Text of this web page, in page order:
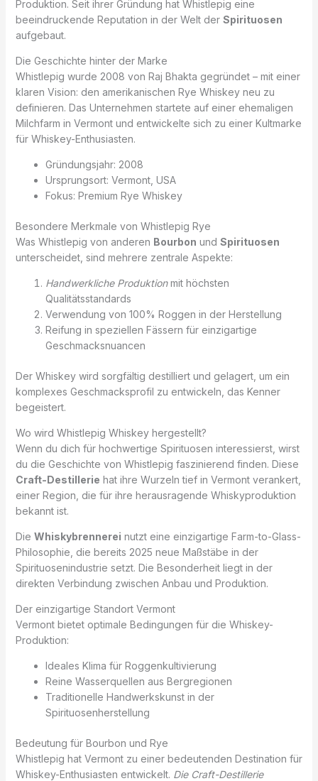
Produktion. Seit ihrer Gründung hat Whistlepig eine
beeindruckende Reputation in der Welt der Spirituosen
aufgebaut.
Die Geschichte hinter der Marke
Whistlepig wurde 2008 von Raj Bhakta gegründet – mit einer
klaren Vision: den amerikanischen Rye Whiskey neu zu
definieren. Das Unternehmen startete auf einer ehemaligen
Milchfarm in Vermont und entwickelte sich zu einer Kultmarke
für Whiskey-Enthusiasten.
Gründungsjahr: 2008
Ursprungsort: Vermont, USA
Fokus: Premium Rye Whiskey
Besondere Merkmale von Whistlepig Rye
Was Whistlepig von anderen Bourbon und Spirituosen
unterscheidet, sind mehrere zentrale Aspekte:
Handwerkliche Produktionmit höchsten
Qualitätsstandards
Verwendung von 100% Roggen in der Herstellung
Reifung in speziellen Fässern für einzigartige
Geschmacksnuancen
Der Whiskey wird sorgfältig destilliert und gelagert, um ein
komplexes Geschmacksprofil zu entwickeln, das Kenner
begeistert.
Wo wird Whistlepig Whiskey hergestellt?
Wenn du dich für hochwertige Spirituosen interessierst, wirst
du die Geschichte von Whistlepig faszinierend finden. Diese
Craft-Destillerie hat ihre Wurzeln tief in Vermont verankert,
einer Region, die für ihre herausragende Whiskyproduktion
bekannt ist.
Die Whiskybrennerei nutzt eine einzigartige Farm-to-Glass-
Philosophie, die bereits 2025 neue Maßstäbe in der
Spirituosenindustrie setzt. Die Besonderheit liegt in der
direkten Verbindung zwischen Anbau und Produktion.
Der einzigartige Standort Vermont
Vermont bietet optimale Bedingungen für die Whiskey-
Produktion:
Ideales Klima für Roggenkultivierung
Reine Wasserquellen aus Bergregionen
Traditionelle Handwerkskunst in der
Spirituosenherstellung
Bedeutung für Bourbon und Rye
Whistlepig hat Vermont zu einer bedeutenden Destination für
Whiskey-Enthusiasten entwickelt. Die Craft-Destillerie